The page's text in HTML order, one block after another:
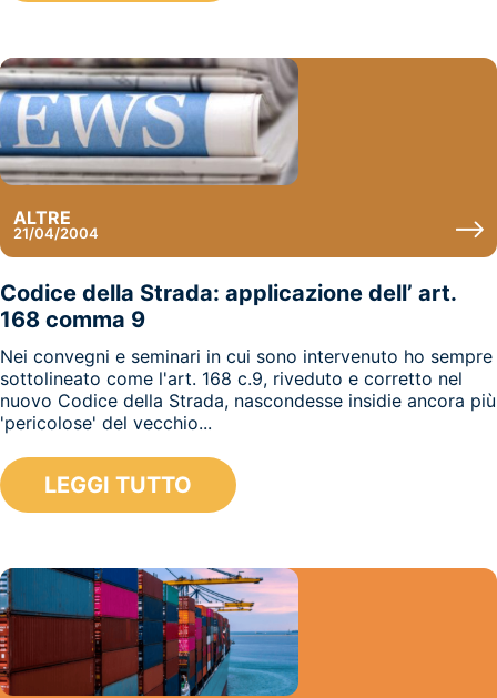
ALTRE
21/04/2004
Codice della Strada: applicazione dell’ art.
168 comma 9
Nei convegni e seminari in cui sono intervenuto ho sempre
sottolineato come l'art. 168 c.9, riveduto e corretto nel
nuovo Codice della Strada, nascondesse insidie ancora più
'pericolose' del vecchio...
LEGGI TUTTO